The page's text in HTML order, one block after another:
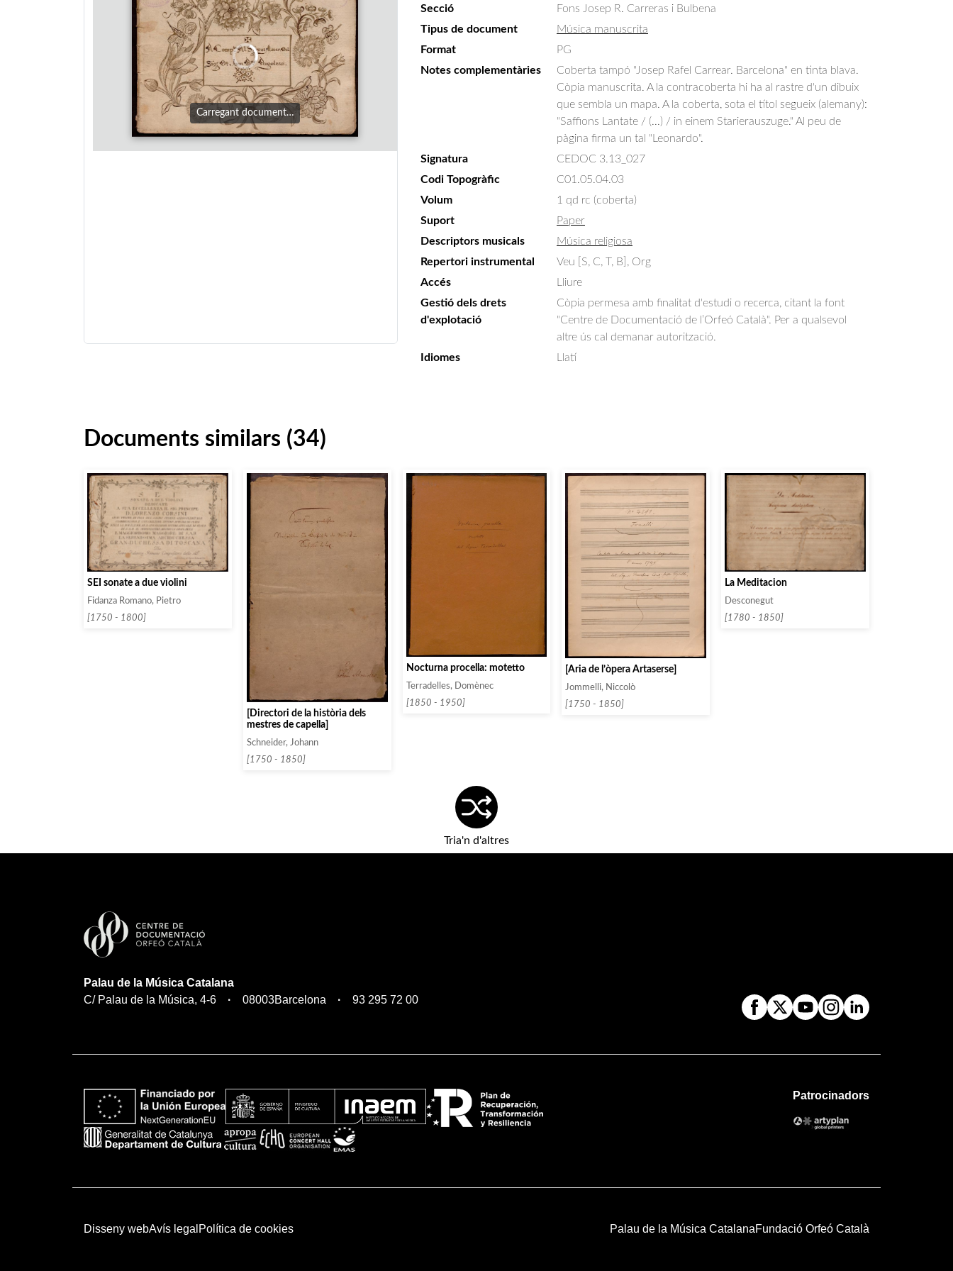
Carregant document…
Secció
Fons Josep R. Carreras i Bulbena
Tipus de document
Música manuscrita
Format
PG
Notes complementàries
Coberta tampó "Josep Rafel Carrear. Barcelona" en tinta blava.
Còpia manuscrita. A la contracoberta hi ha al rastre d'un dibuix
que sembla un mapa. A la coberta, sota el títol segueix (alemany):
"Saffions Lantate / (...) / in einem Starierauszuge." Al peu de
pàgina firma un tal "Leonardo".
Signatura
CEDOC 3.13_027
Codi Topogràfic
C01.05.04.03
Volum
1 qd rc (coberta)
Suport
Paper
Descriptors musicals
Música religiosa
Repertori instrumental
Veu [S, C, T, B], Org
Accés
Lliure
Gestió dels drets
d'explotació
Còpia permesa amb finalitat d'estudi o recerca, citant la font
"Centre de Documentació de l’Orfeó Català". Per a qualsevol
altre ús cal demanar autorització.
Idiomes
Llatí
Documents similars (34)
SEI sonate a due violini
Fidanza Romano, Pietro
[1750 - 1800]
[Directori de la història dels
mestres de capella]
Schneider, Johann
[1750 - 1850]
Nocturna procella: motetto
Terradelles, Domènec
[1850 - 1950]
[Ària de l’òpera Artaserse]
Jommelli, Niccolò
[1750 - 1850]
La Meditacion
Desconegut
[1780 - 1850]
Tria'n d'altres
Palau de la Música Catalana
C/ Palau de la Música, 4-6
08003Barcelona 93 295 72 00
Patrocinadors
Disseny webAvís legal Política de cookies Palau de la Música CatalanaFundació Orfeó Català